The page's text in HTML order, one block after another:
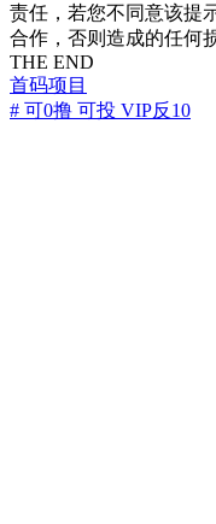
责任，若您不同意该提
合作，否则造成的任何
THE END
首码项目
# 可0撸 可投 VIP反10